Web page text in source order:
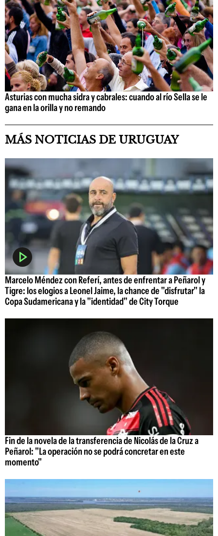
Asturias con mucha sidra y cabrales: cuando al río Sella se le
gana en la orilla y no remando
MÁS NOTICIAS DE URUGUAY
Marcelo Méndez con Referí, antes de enfrentar a Peñarol y
Tigre: los elogios a Leonel Jaime, la chance de "disfrutar" la
Copa Sudamericana y la "identidad" de City Torque
Fin de la novela de la transferencia de Nicolás de la Cruz a
Peñarol: "La operación no se podrá concretar en este
momento"